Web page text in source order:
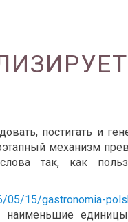
постигать и
механизм
так, как
05/15/gastronomia-
наименьшие